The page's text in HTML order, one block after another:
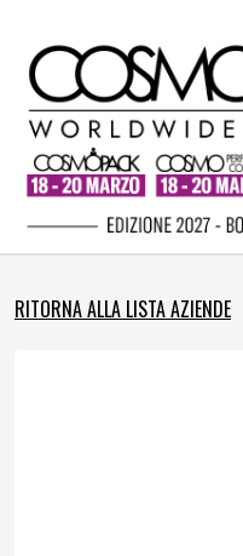
RITORNA ALLA LISTA AZIENDE